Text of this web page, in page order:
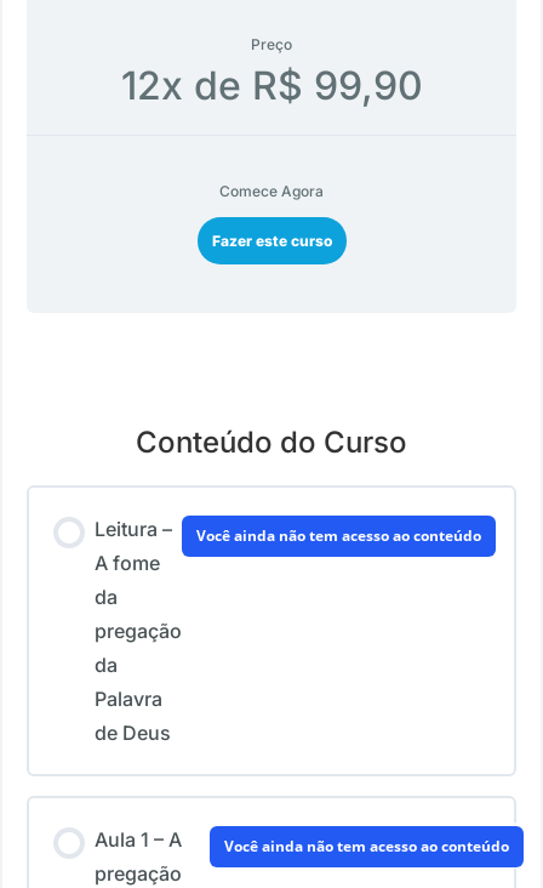
Preço
12x de R$ 99,90
Comece Agora
Fazer este curso
Conteúdo do Curso
Leitura –
A fome
da
pregação
da
Palavra
de Deus
Você ainda não tem acesso ao conteúdo
Aula 1 – A
pregação
Você ainda não tem acesso ao conteúdo